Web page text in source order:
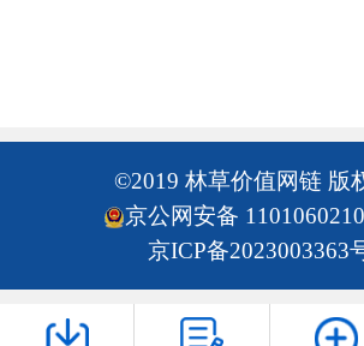
©2019 林草价值网链 版
京公网安备
京ICP备2023003363